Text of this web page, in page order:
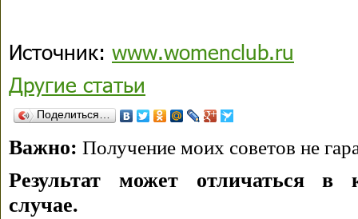
Источник: www.womenclub.ru
Другие статьи
Поделиться…
Важно: Получение моих советов не
Результат может отличаться в
случае.